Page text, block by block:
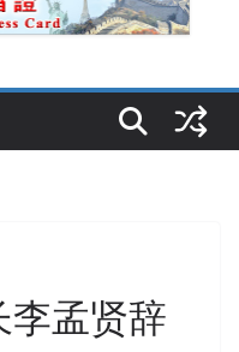
李孟贤辞